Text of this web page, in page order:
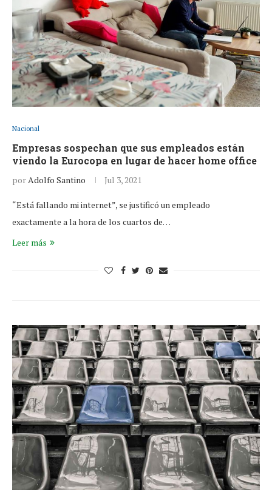
Nacional
Empresas sospechan que sus empleados están
viendo la Eurocopa en lugar de hacer home office
porAdolfo Santino Jul 3, 2021
“Está fallando mi internet”, se justificó un empleado
exactamente a la hora de los cuartos de…
Leer más